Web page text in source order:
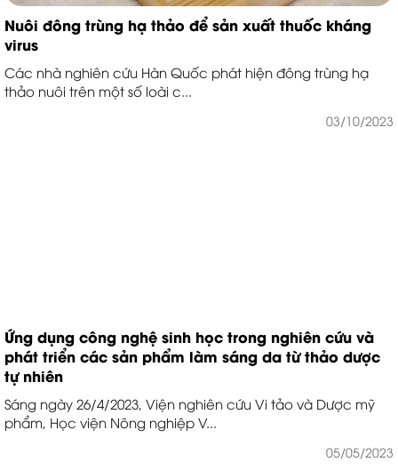
Nuôi đông trùng hạ thảo để sản xuất thuốc kháng
virus
Các nhà nghiên cứu Hàn Quốc phát hiện đông trùng hạ
thảo nuôi trên một số loài c...
03/10/2023
Ứng dụng công nghệ sinh học trong nghiên cứu và
phát triển các sản phẩm làm sáng da từ thảo dược
tự nhiên
Sáng ngày 26/4/2023, Viện nghiên cứu Vi tảo và Dược mỹ
phẩm, Học viện Nông nghiệp V...
05/05/2023